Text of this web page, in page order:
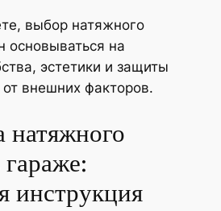
выбор натяжного
основываться на
эстетики и защиты
внешних факторов.
натяжного
инструкция